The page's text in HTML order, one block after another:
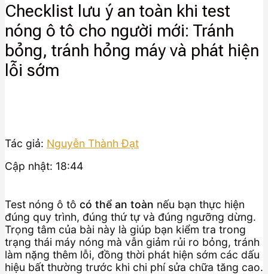
Checklist lưu ý an toàn khi test
nóng ô tô cho người mới: Tránh
bỏng, tránh hỏng máy và phát hiện
lỗi sớm
Tác giả: Nguyễn Thành Đạt
Cập nhật: 18:44
Test nóng ô tô có thể an toàn nếu bạn thực hiện
đúng quy trình, đúng thứ tự và đúng ngưỡng dừng.
Trọng tâm của bài này là giúp bạn kiểm tra trong
trạng thái máy nóng mà vẫn giảm rủi ro bỏng, tránh
làm nặng thêm lỗi, đồng thời phát hiện sớm các dấu
hiệu bất thường trước khi chi phí sửa chữa tăng cao.